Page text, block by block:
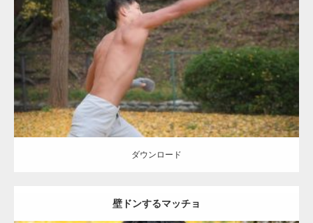
Update:2021.07.8
Category: 公園のマッチョ その他 AKIHITO(細マッチョ) 背中
ダウンロード
ダウンロード
壁ドンするマッチョ